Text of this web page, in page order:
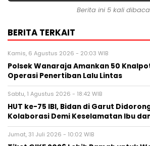
Berita ini 5 kali dibaca
BERITA TERKAIT
Kamis, 6 Agustus 2026 - 20:03 WIB
Polsek Wanaraja Amankan 50
Operasi Penertiban Lalu Lintas
Sabtu, 1 Agustus 2026 - 18:42 WIB
HUT ke-75 IBI, Bidan di Garut
Kolaborasi Demi Keselamatan Ibu
Jumat, 31 Juli 2026 - 10:02 WIB